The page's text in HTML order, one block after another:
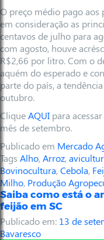
O preço médio pago aos
em consideração as
centavos de julho para
com agosto, houve
R$2,66 por litro. Com o
aquém do esperado e
parte do país, a
outubro.
CliqueAQUI para
mês de setembro.
Publicado em Mercado
Tags Alho,Arroz,
Bovinocultura,Cebola,
Milho, Produção
Saiba como está o
feijão em SC
Publicado em: 13 de
Bavaresco